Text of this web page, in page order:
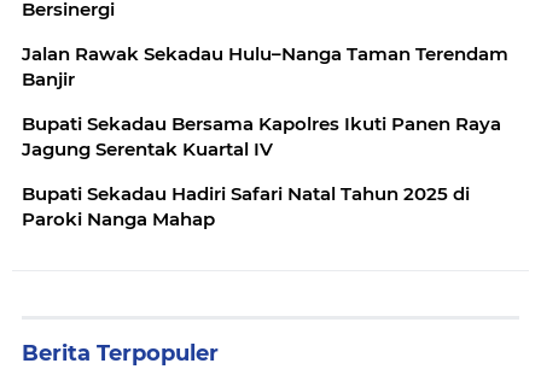
Bersinergi
Jalan Rawak Sekadau Hulu–Nanga Taman Terendam
Banjir
Bupati Sekadau Bersama Kapolres Ikuti Panen Raya
Jagung Serentak Kuartal IV
Bupati Sekadau Hadiri Safari Natal Tahun 2025 di
Paroki Nanga Mahap
Berita Terpopuler